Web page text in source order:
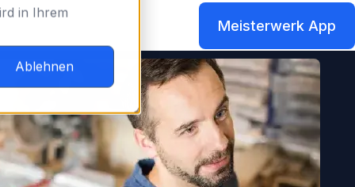
in Ihrem
Ablehnen
Meisterwerk App